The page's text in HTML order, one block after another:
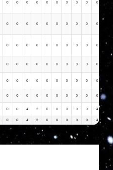
0 0 0 0 0 0 0 0 0 0
0 0 0 0 0 0 0 0 0 0
0 0 0 0 0 0 0 0 0 0
0 0 0 0 0 0 0 0 0 0
0 0 0 0 0 0 0 0 0 0
0 0 0 0 0 0 0 0 0 0
0 0 4 2 0 0 0 0 0 4
0 0 4 2 0 0 0 0 0 4 0